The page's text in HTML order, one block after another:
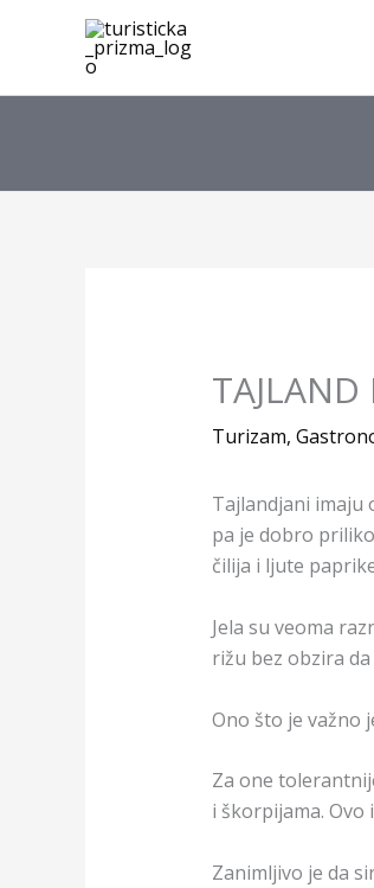
Turizam,
Tajlandjani imaju
pa je dobro
čilija i ljute
Jela su veoma
rižu bez obzira
Ono što je važno
Za one
i škorpijama. Ovo
Zanimljivo je da